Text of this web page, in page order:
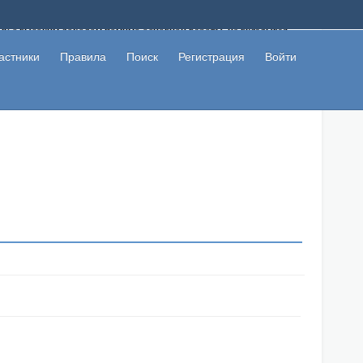
с высоким доходом помимо основной работы, не вкладывая
не попались на развод. Вы сможете начать зарабатывать
Правила Поиск Регистрация Войти